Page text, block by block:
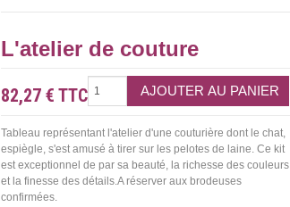
L'atelier de couture
82,27 € TTC
Tableau représentant l'atelier d'une couturière dont le chat,
espiègle, s'est amusé à tirer sur les pelotes de laine. Ce kit
est exceptionnel de par sa beauté, la richesse des couleurs
et la finesse des détails.A réserver aux brodeuses
confirmées.